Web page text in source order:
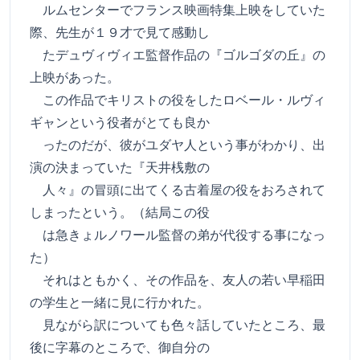
ルムセンターでフランス映画特集上映をしていた
際、先生が１９才で見て感動し
たデュヴィヴィエ監督作品の『ゴルゴダの丘』の
上映があった。
この作品でキリストの役をしたロベール・ルヴィ
ギャンという役者がとても良か
ったのだが、彼がユダヤ人という事がわかり、出
演の決まっていた『天井桟敷の
人々』の冒頭に出てくる古着屋の役をおろされて
しまったという。（結局この役
は急きょルノワール監督の弟が代役する事になっ
た）
それはともかく、その作品を、友人の若い早稲田
の学生と一緒に見に行かれた。
見ながら訳についても色々話していたところ、最
後に字幕のところで、御自分の